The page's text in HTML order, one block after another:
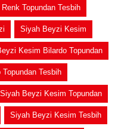
Topundan Tesbih
Siyah Beyzi Kesim
Kesim Bilardo Topundan
Tesbih
Siyah Beyzi Kesim Topundan
Siyah Beyzi Kesim Tesbih